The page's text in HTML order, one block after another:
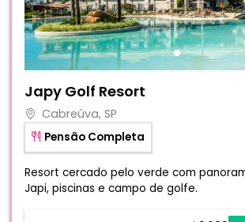
Japy Golf Resort
Cabreúva, SP
Pensão Completa
Resort cercado pelo verde com
Japi, piscinas e campo de golfe.